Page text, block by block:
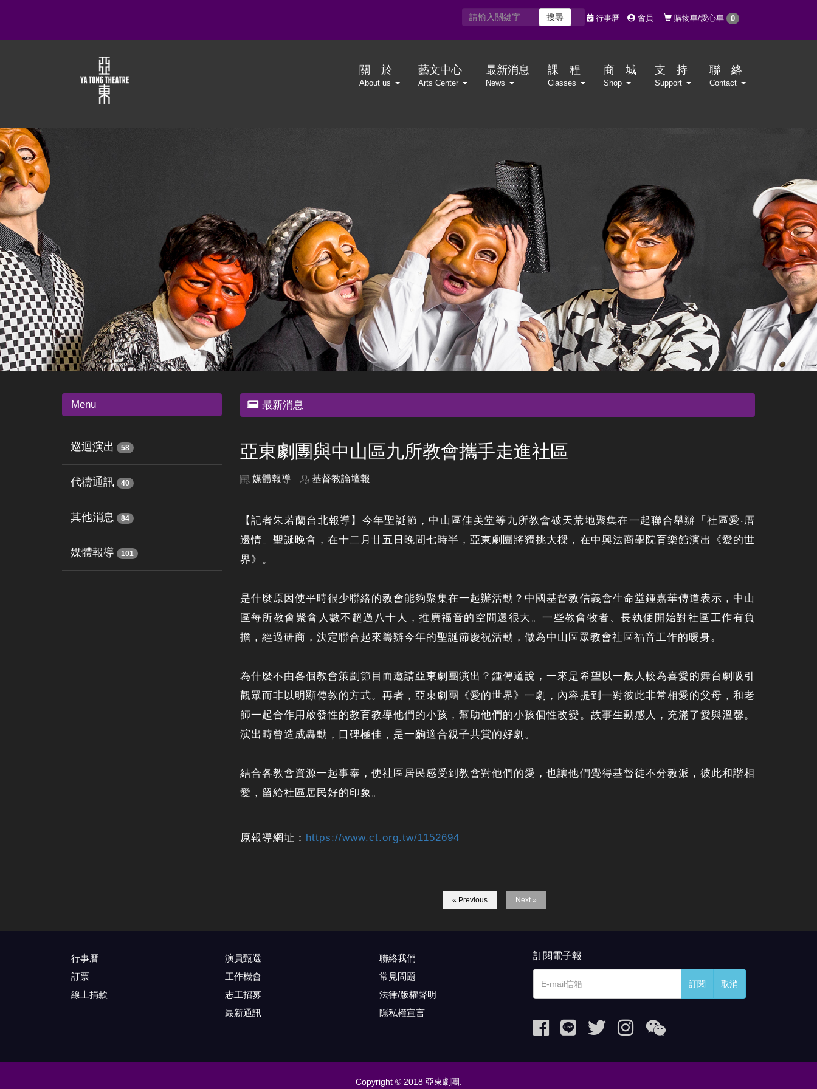
購物車/愛心車 0
行事曆 會員
搜尋
關 於
About us
藝文中心
Arts Center
最新消息
News
課 程
Classes
商 城
Shop
支 持
Support
聯 絡
Contact
Menu
巡迴演出 58
代禱通訊 40
其他消息 84
媒體報導 101
最新消息
亞東劇團與中山區九所教會攜手走進社區
媒體報導 基督教論壇報
【記者朱若蘭台北報導】今年聖誕節，中山區佳美堂等九所教會破天荒地聚集在一起聯合舉辦「社區愛‧厝
邊情」聖誕晚會，在十二月廿五日晚間七時半，亞東劇團將獨挑大樑，在中興法商學院育樂館演出《愛的世
界》。
是什麼原因使平時很少聯絡的教會能夠聚集在一起辦活動？中國基督教信義會生命堂鍾嘉華傳道表示，中山
區每所教會聚會人數不超過八十人，推廣福音的空間還很大。一些教會牧者、長執便開始對社區工作有負
擔，經過研商，決定聯合起來籌辦今年的聖誕節慶祝活動，做為中山區眾教會社區福音工作的暖身。
為什麼不由各個教會策劃節目而邀請亞東劇團演出？鍾傳道說，一來是希望以一般人較為喜愛的舞台劇吸引
觀眾而非以明顯傳教的方式。再者，亞東劇團《愛的世界》一劇，內容提到一對彼此非常相愛的父母，和老
師一起合作用啟發性的教育教導他們的小孩，幫助他們的小孩個性改變。故事生動感人，充滿了愛與溫馨。
演出時曾造成轟動，口碑極佳，是一齣適合親子共賞的好劇。
結合各教會資源一起事奉，使社區居民感受到教會對他們的愛，也讓他們覺得基督徒不分教派，彼此和諧相
愛，留給社區居民好的印象。
原報導網址： https://www.ct.org.tw/1152694
« Previous Next »
行事曆
訂票
線上捐款
演員甄選
工作機會
志工招募
最新通訊
聯絡我們
常見問題
法律/版權聲明
隱私權宣言
訂閱電子報
訂閱 取消
Copyright © 2018 亞東劇團.